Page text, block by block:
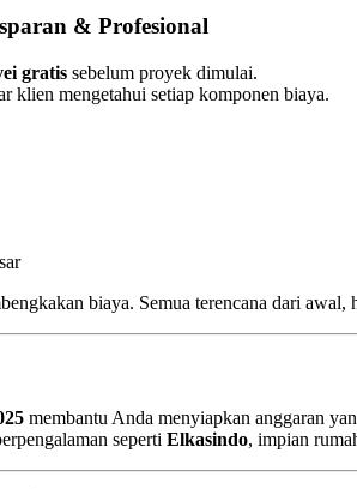
& Profesional
gratis sebelum proyek dimulai.
klien mengetahui setiap komponen biaya.
biaya. Semua terencana dari awal,
membantu Anda menyiapkan anggaran
seperti Elkasindo, impian